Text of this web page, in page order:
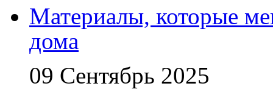
Материалы, которые
дома
09 Сентябрь 2025